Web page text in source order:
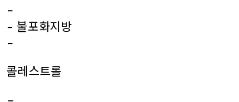
-
- 불포화지방
-
콜레스트롤